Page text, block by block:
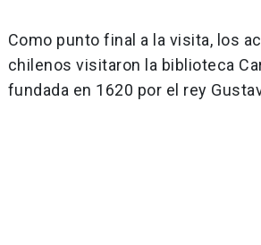
Como punto final a la visita, los
chilenos visitaron la biblioteca
fundada en 1620 por el rey